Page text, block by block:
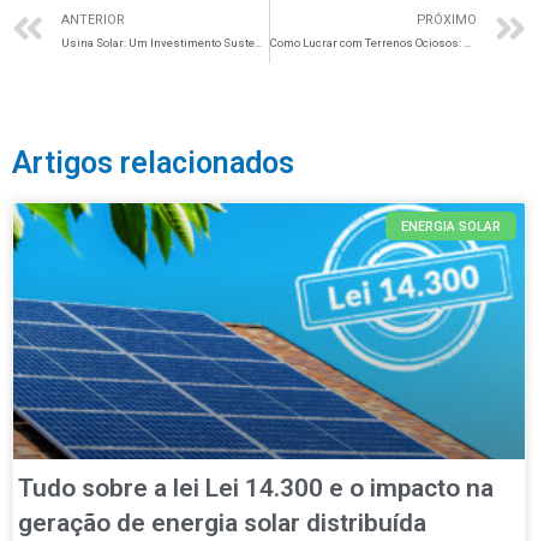
ANTERIOR
Usina Solar: Um Investimento Sustentável e Rentável
PRÓXIMO
Como Lucrar com Terrenos Ociosos: Alugando ou construindo usinas de energia Solar
Artigos relacionados
ENERGIA SOLAR
Tudo sobre a lei Lei 14.300 e o impacto na
geração de energia solar distribuída